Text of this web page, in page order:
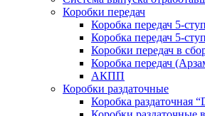
Коробки передач
Коробка передач 5-
Коробка передач 5-
Коробки передач в
Коробка передач
АКПП
Коробки раздаточные
Коробка раздаточная